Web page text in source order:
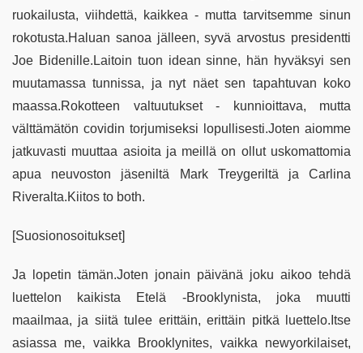
ruokailusta, viihdettä, kaikkea - mutta tarvitsemme sinun
rokotusta.Haluan sanoa jälleen, syvä arvostus presidentti
Joe Bidenille.Laitoin tuon idean sinne, hän hyväksyi sen
muutamassa tunnissa, ja nyt näet sen tapahtuvan koko
maassa.Rokotteen valtuutukset - kunnioittava, mutta
välttämätön covidin torjumiseksi lopullisesti.Joten aiomme
jatkuvasti muuttaa asioita ja meillä on ollut uskomattomia
apua neuvoston jäseniltä Mark Treygeriltä ja Carlina
Riveralta.Kiitos to both.
[Suosionosoitukset]
Ja lopetin tämän.Joten jonain päivänä joku aikoo tehdä
luettelon kaikista Etelä -Brooklynista, joka muutti
maailmaa, ja siitä tulee erittäin, erittäin pitkä luettelo.Itse
asiassa me, vaikka Brooklynites, vaikka newyorkilaiset,